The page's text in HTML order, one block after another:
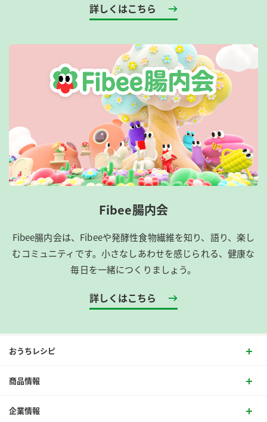
詳しくはこちら
Fibee腸内会
Fibee腸内会は、​Fibeeや発酵性食物繊維を知り、語り、楽し
むコミュニティです。​小さなしあわせを感じられる、健康な
毎日を一緒につくりましょう。
詳しくはこちら
おうちレシピ
商品情報
企業情報